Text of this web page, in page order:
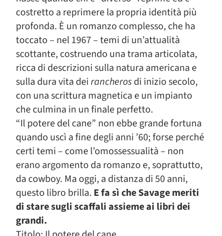
costretto a reprimere la propria identità più
profonda. È un romanzo complesso, che ha
toccato – nel 1967 – temi di un’attualità
scottante, costruendo una trama articolata,
ricca di descrizioni sulla natura americana e
sulla dura vita deirancherosdi inizio secolo,
con una scrittura magnetica e un impianto
che culmina in un finale perfetto.
“Il potere del cane” non ebbe grande fortuna
quando uscì a fine degli anni ’60; forse perché
certi temi – come l’omossessualità – non
erano argomento da romanzo e, soprattutto,
da cowboy. Ma oggi, a distanza di 50 anni,
questo libro brilla. E fa sì che Savage meriti
di stare sugli scaffali assieme ai libri dei
grandi.